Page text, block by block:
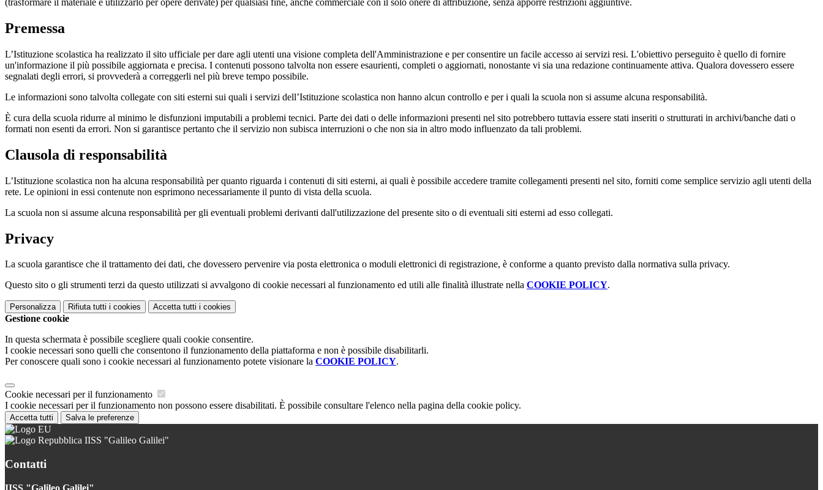
(trasformare il materiale e utilizzarlo per opere derivate) per qualsiasi fine, anche commerciale con il solo onere di attribuzione, senza apporre restrizioni aggiuntive.
Premessa
L’Istituzione scolastica ha realizzato il sito ufficiale per dare agli utenti una visione completa dell'Amministrazione e per consentire un facile accesso ai servizi resi. L'obiettivo perseguito è quello di fornire
un'informazione il più possibile aggiornata e precisa. I contenuti possono talvolta non essere esaurienti, completi o aggiornati, nonostante vi sia una redazione continuamente attiva. Qualora dovessero essere
segnalati degli errori, si provvederà a correggerli nel più breve tempo possibile.
Le informazioni sono talvolta collegate con siti esterni sui quali i servizi dell’Istituzione scolastica non hanno alcun controllo e per i quali la scuola non si assume alcuna responsabilità.
È cura della scuola ridurre al minimo le disfunzioni imputabili a problemi tecnici. Parte dei dati o delle informazioni presenti nel sito potrebbero tuttavia essere stati inseriti o strutturati in archivi/banche dati o
formati non esenti da errori. Non si garantisce pertanto che il servizio non subisca interruzioni o che non sia in altro modo influenzato da tali problemi.
Clausola di responsabilità
L’Istituzione scolastica non ha alcuna responsabilità per quanto riguarda i contenuti di siti esterni, ai quali è possibile accedere tramite collegamenti presenti nel sito, forniti come semplice servizio agli utenti della
rete. Le opinioni in essi contenute non esprimono necessariamente il punto di vista della scuola.
La scuola non si assume alcuna responsabilità per gli eventuali problemi derivanti dall'utilizzazione del presente sito o di eventuali siti esterni ad esso collegati.
Privacy
La scuola garantisce che il trattamento dei dati, che dovessero pervenire via posta elettronica o moduli elettronici di registrazione, è conforme a quanto previsto dalla normativa sulla privacy.
Questo sito o gli strumenti terzi da questo utilizzati si avvalgono di cookie necessari al funzionamento ed utili alle finalità illustrate nella COOKIE POLICY.
Personalizza Rifiuta tutti i cookies Accetta tutti i cookies
Gestione cookie
In questa schermata è possibile scegliere quali cookie consentire.
I cookie necessari sono quelli che consentono il funzionamento della piattaforma e non è possibile disabilitarli.
Per conoscere quali sono i cookie necessari al funzionamento potete visionare la COOKIE POLICY.
Cookie necessari per il funzionamento
I cookie necessari per il funzionamento non possono essere disabilitati. È possibile consultare l'elenco nella pagina della cookie policy.
Accetta tutti Salva le preferenze
IISS "Galileo Galilei"
Contatti
IISS "Galileo Galilei"